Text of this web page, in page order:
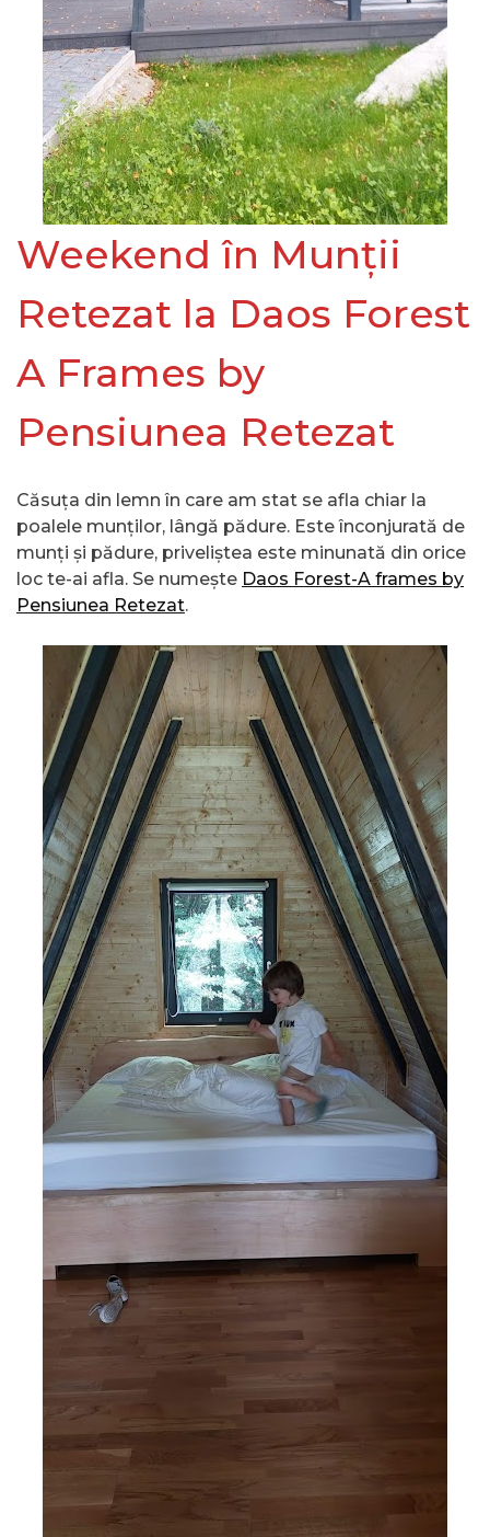
Weekend în Munții
Retezat la Daos Forest
A Frames by
Pensiunea Retezat
Căsuța din lemn în care am stat se afla chiar la
poalele munților, lângă pădure. Este înconjurată de
munți și pădure, priveliștea este minunată din orice
loc te-ai afla. Se numește Daos Forest-A frames by
Pensiunea Retezat.